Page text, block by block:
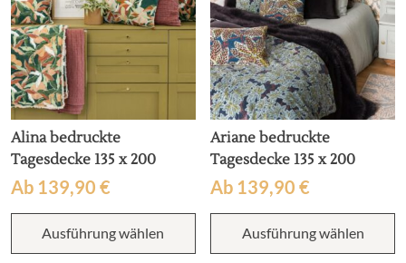
Produktseite
gewählt
werden
Alina bedruckte
Tagesdecke 135 x 200
Ab 139,90 €
Ausführung wählen
Dieses
Produkt
weist
Ariane bedruckte
Tagesdecke 135 x 200
Ab 139,90€
Ausführung wählen